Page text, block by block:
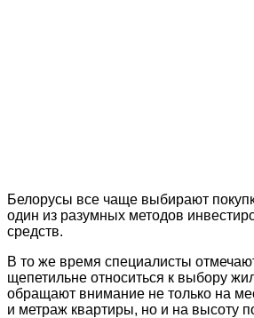
Белорусы все чаще выбирают
один из разумных методов
средств.
В то же время специалисты
щепетильне относиться к выбору
обращают внимание не только на
и метраж квартиры, но и на высоту